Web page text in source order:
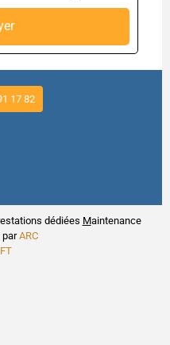
17 82
dédiées Maintenance
parARC